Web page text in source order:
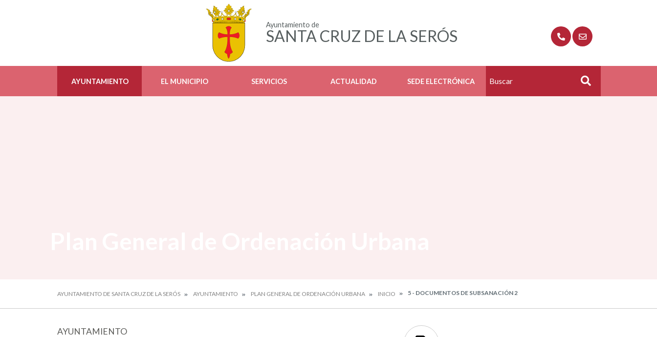
Ayuntamiento de
SANTA CRUZ DE LA SERÓS
AYUNTAMIENTO EL MUNICIPIO SERVICIOS ACTUALIDAD SEDE ELECTRÓNICA Buscar
AYUNTAMIENTO DE SANTA CRUZ DE LA SERÓS AYUNTAMIENTO PLAN GENERAL DE ORDENACIÓN URBANA INICIO 5 - DOCUMENTOS DE SUBSANACIÓN 2
AYUNTAMIENTO